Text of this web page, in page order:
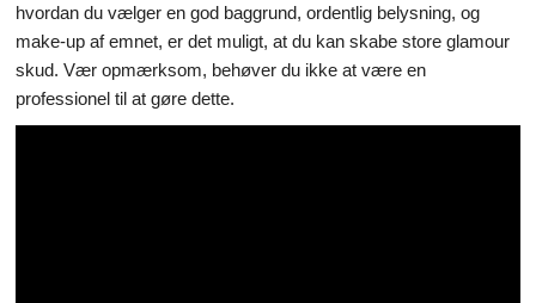
hvordan du vælger en god baggrund, ordentlig belysning, og
make-up af emnet, er det muligt, at du kan skabe store glamour
skud. Vær opmærksom, behøver du ikke at være en
professionel til at gøre dette.